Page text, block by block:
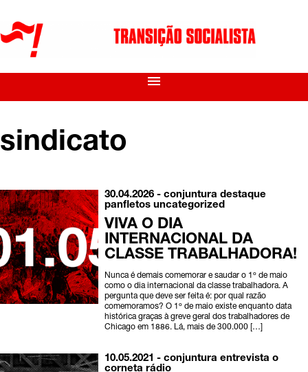
menu
sindicato
30.04.2026 -conjuntura destaque
panfletos uncategorized
VIVA O DIA
INTERNACIONAL DA
CLASSE TRABALHADORA!
Nunca é demais comemorar e saudar o 1º de maio
como o dia internacional da classe trabalhadora. A
pergunta que deve ser feita é: por qual razão
comemoramos? O 1º de maio existe enquanto data
histórica graças à greve geral dos trabalhadores de
Chicago em 1886. Lá, mais de 300.000 […]
10.05.2021 -conjuntura entrevista o
corneta rádio